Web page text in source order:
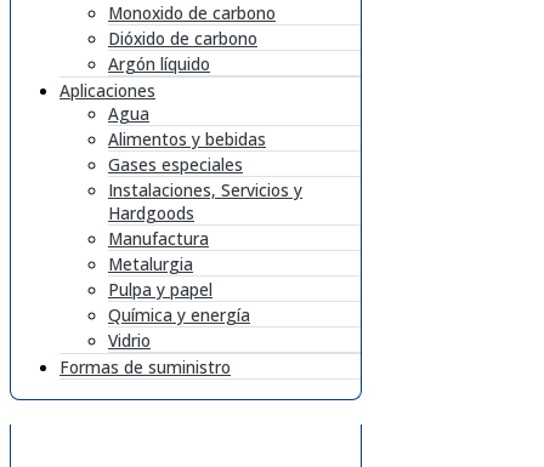
Monoxido de carbono
Dióxido de carbono
Argón líquido
Aplicaciones
Agua
Alimentos y bebidas
Gases especiales
Instalaciones, Servicios y
Hardgoods
Manufactura
Metalurgia
Pulpa y papel
Química y energía
Vidrio
Formas de suministro